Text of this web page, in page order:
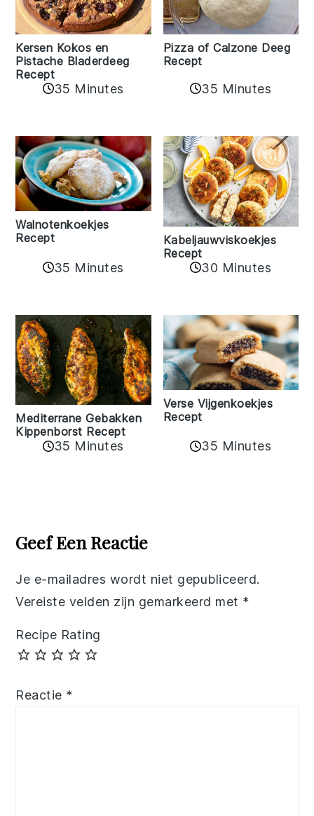
Kersen Kokos en
Pistache Bladerdeeg
Recept
35 Minutes
Pizza of Calzone Deeg
Recept
35 Minutes
Walnotenkoekjes
Recept
35 Minutes
Kabeljauwviskoekjes
Recept
30 Minutes
Mediterrane Gebakken
Kippenborst Recept
35 Minutes
Verse Vijgenkoekjes
Recept
35 Minutes
Interactions
Geef Een Reactie
Je e-mailadres wordt niet gepubliceerd.
Vereiste velden zijn gemarkeerd met *
Recipe Rating
Reactie *